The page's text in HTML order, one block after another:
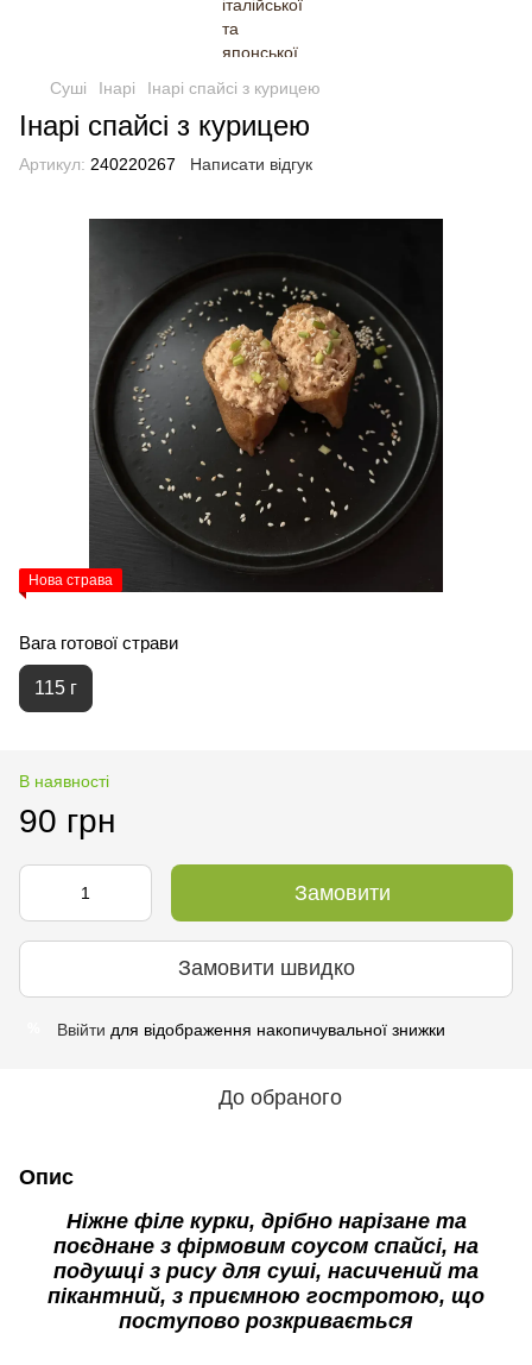
Суші Інарі Інарі спайсі з курицею
Інарі спайсі з курицею
Артикул: 240220267 Написати відгук
Нова страва
Вага готової страви
115 г
В наявності
90 грн
Замовити
Замовити швидко
Ввійти для відображення накопичувальної знижки
До обраного
Опис
Ніжне філе курки, дрібно нарізане та
поєднане з фірмовим соусом спайсі, на
подушці з рису для суші, насичений та
пікантний, з приємною гостротою, що
поступово розкривається